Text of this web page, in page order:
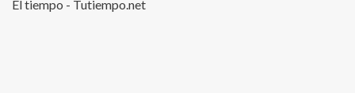
El tiempo - Tutiempo.net